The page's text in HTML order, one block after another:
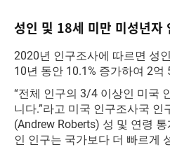
성인 및 18세 미만 미성년자
2020년 인구조사에 따르면 성
10년 동안 10.1% 증가하여 2억
“전체 인구의 3/4 이상인 미국
니다.”라고 미국 인구조사국 인
(Andrew Roberts) 성 및 연령
인 인구는 국가보다 더 빠르게